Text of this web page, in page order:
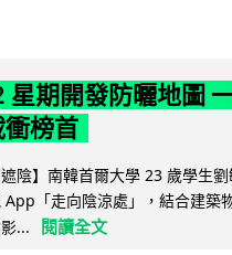
星期開發防曬地圖
榜首
遮陰】南韓首爾大學 23 歲學生
App「走向陰涼處」，結合建築
...
閱讀全文